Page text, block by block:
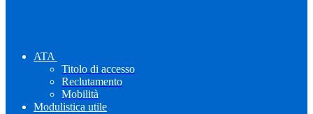
ATA
Titolo di accesso
Reclutamento
Mobilità
Modulistica utile